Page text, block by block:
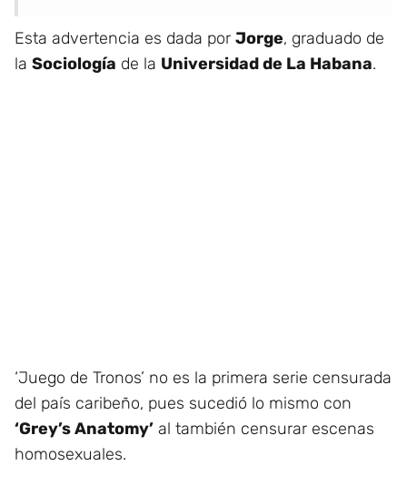
Esta advertencia es dada por Jorge, graduado de
la Sociología de la Universidad de La Habana.
‘Juego de Tronos’ no es la primera serie censurada
del país caribeño, pues sucedió lo mismo con
‘Grey’s Anatomy’ al también censurar escenas
homosexuales.